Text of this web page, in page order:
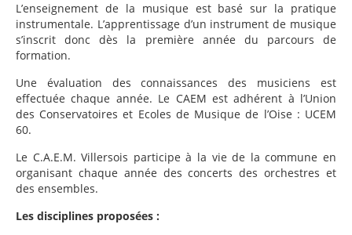
L’enseignement de la musique est basé sur la pratique
instrumentale. L’apprentissage d’un instrument de musique
s’inscrit donc dès la première année du parcours de
formation.
Une évaluation des connaissances des musiciens est
effectuée chaque année. Le CAEM est adhérent à l’Union
des Conservatoires et Ecoles de Musique de l’Oise : UCEM
60.
Le C.A.E.M. Villersois participe à la vie de la commune en
organisant chaque année des concerts des orchestres et
des ensembles.
Les disciplines proposées :